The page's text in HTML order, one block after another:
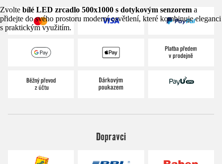
Zvolte bílé LED zrcadlo 500x1000 s dotykovým senzorem a
přidejte do svého prostoru moderní osvětlení, které kombinuje eleganci
s praktickým využitím.
Dopravci